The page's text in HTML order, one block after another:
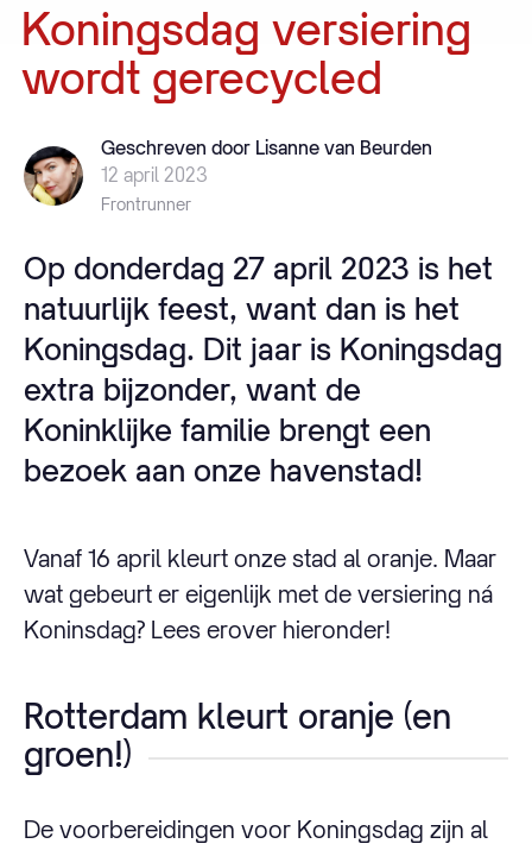
Koningsdag versiering
wordt gerecycled
Geschreven door Lisanne van Beurden
12 april 2023
Frontrunner
Op donderdag 27 april 2023 is het
natuurlijk feest, want dan is het
Koningsdag. Dit jaar is Koningsdag
extra bijzonder, want de
Koninklijke familie brengt een
bezoek aan onze havenstad!
Vanaf 16 april kleurt onze stad al oranje. Maar
wat gebeurt er eigenlijk met de versiering ná
Koninsdag? Lees erover hieronder!
Rotterdam kleurt oranje (en
groen!)
De voorbereidingen voor Koningsdag zijn al